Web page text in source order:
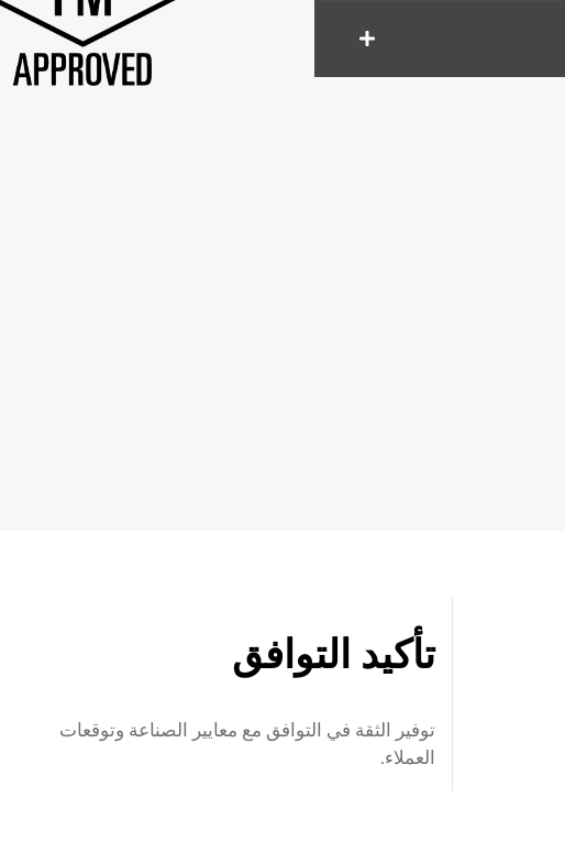
تأكيد التوافق
توفير الثقة في التوافق مع معايير الصناعة وتوقعات
العملاء.